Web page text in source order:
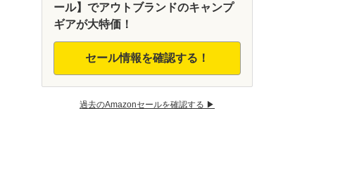
ール】でアウトブランドのキャンプ
ギアが大特価！
セール情報を確認する！
過去のAmazonセールを確認する ▶︎